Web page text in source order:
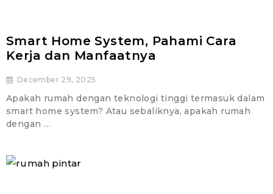
Smart Home System, Pahami Cara
Kerja dan Manfaatnya
December 29, 2025
Apakah rumah dengan teknologi tinggi termasuk dalam
smart home system? Atau sebaliknya, apakah rumah
dengan …